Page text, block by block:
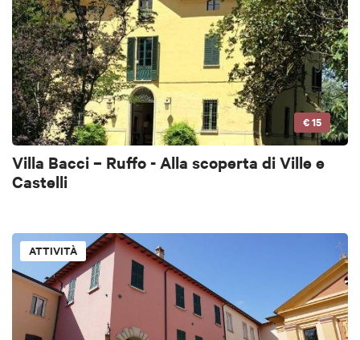
€ 15
Villa Bacci – Ruffo - Alla scoperta di Ville e
Castelli
ATTIVITÀ